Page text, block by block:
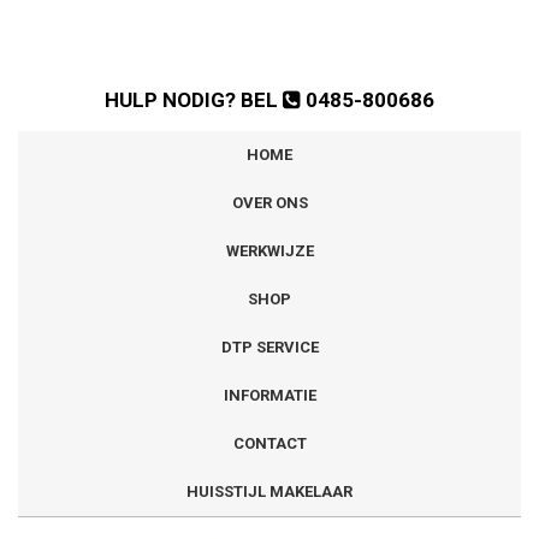
HULP NODIG? BEL 0485-800686
HOME
OVER ONS
WERKWIJZE
SHOP
DTP SERVICE
INFORMATIE
CONTACT
HUISSTIJL MAKELAAR